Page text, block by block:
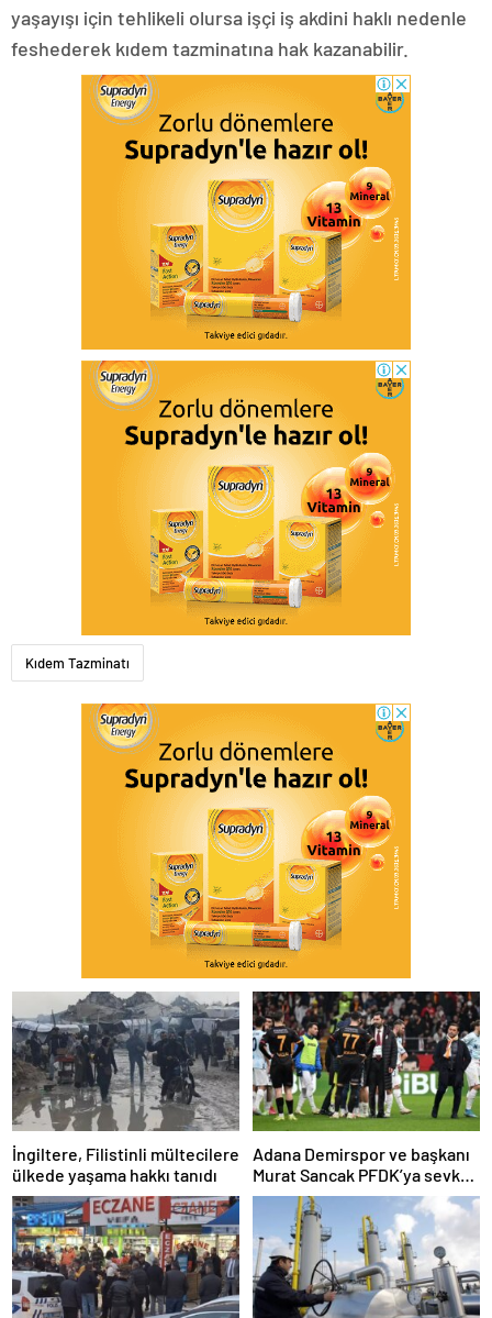
Kıdem Tazminatı
İngiltere, Filistinli mültecilere
ülkede yaşama hakkı tanıdı
Adana Demirspor ve başkanı
Murat Sancak PFDK’ya sevk
edildi